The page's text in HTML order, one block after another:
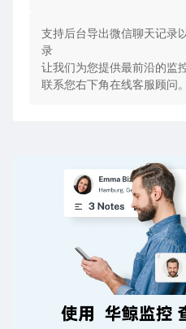
支持后台导出微信聊天记录
录
让我们为您提供最前沿的监
联系您右下角在线客服顾问。